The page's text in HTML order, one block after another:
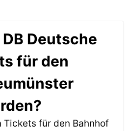
Deutsche
für den
Tickets für den Bahnhof